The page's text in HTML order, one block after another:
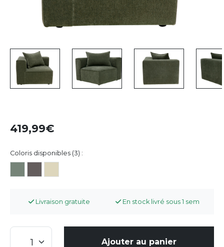
419,99
Coloris disponibles (3) :
Livraison gratuite En stock livré sous 1 sem
Ajouter au panier